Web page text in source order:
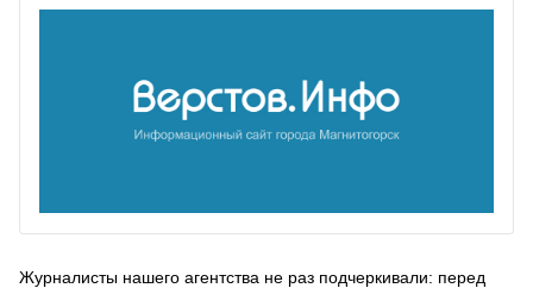
Журналисты нашего агентства не раз подчеркивали: перед